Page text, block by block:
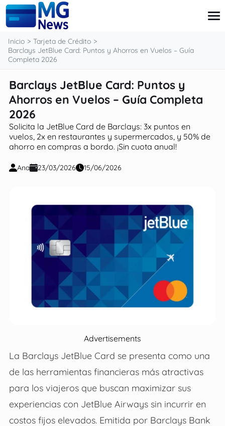
contenido
Pensiones
Préstamo
Finanzas
Subsidio
Inicio
Tarjeta de Crédito
Barclays JetBlue Card: Puntos y Ahorros en Vuelos – Guía
Completa 2026
Barclays JetBlue Card: Puntos y
Ahorros en Vuelos – Guía Completa
2026
Solicita la JetBlue Card de Barclays: 3x puntos en
vuelos, 2x en restaurantes y supermercados, y 50% de
ahorro en compras a bordo. ¡Sin cuota anual!
Ana 23/03/2026 15/06/2026
Advertisements
La Barclays JetBlue Card se presenta como una
de las herramientas financieras más atractivas
para los viajeros que buscan maximizar sus
experiencias con JetBlue Airways sin incurrir en
costos fijos elevados. Emitida por Barclays Bank